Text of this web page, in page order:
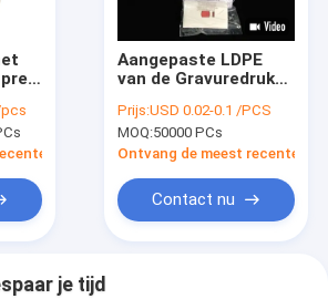
pcs
Prijs
Aangepaste LDPE
van de Gravuredruk
op een Broodje
Prijs:USD 0.02-0.1 /PCS
MOQ:50000 PCs
Ontvang de meest recente
Contact nu
je tijd